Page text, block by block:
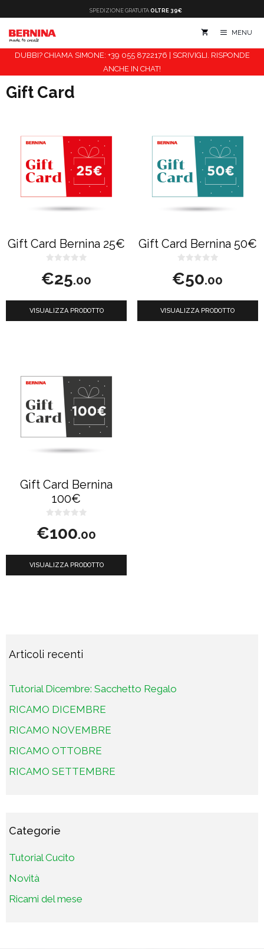
contenuto
SPEDIZIONE GRATUITA OLTRE 39€
MENU
DUBBI? CHIAMA SIMONE: +39 055 8722176 | SCRIVIGLI. RISPONDE
ANCHE IN CHAT!
Gift Card
Gift Card Bernina 25€
s
u
€25.00
VISUALIZZA PRODOTTO
Gift Card Bernina 50€
s
u
€50.00
VISUALIZZA PRODOTTO
Gift Card Bernina
100€
s
u
€100.00
VISUALIZZA PRODOTTO
Articoli recenti
Tutorial Dicembre: Sacchetto Regalo
RICAMO DICEMBRE
RICAMO NOVEMBRE
RICAMO OTTOBRE
RICAMO SETTEMBRE
Categorie
Tutorial Cucito
Novità
Ricami del mese